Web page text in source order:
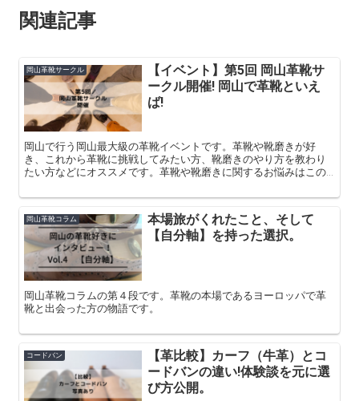
関連記事
岡山革靴サークル
【イベント】第5回 岡山革靴サ
ークル開催! 岡山で革靴といえ
ば!
岡山で行う岡山最大級の革靴イベントです。革靴や靴磨きが好
き、これから革靴に挑戦してみたい方、靴磨きのやり方を教わり
たい方などにオススメです。革靴や靴磨きに関するお悩みはこの
岡山革靴コラム
本場旅がくれたこと、そして
【自分軸】を持った選択。
岡山革靴コラムの第４段です。革靴の本場であるヨーロッパで革
靴と出会った方の物語です。
コードバン
【革比較】カーフ（牛革）とコ
ードバンの違い!体験談を元に選
び方公開。